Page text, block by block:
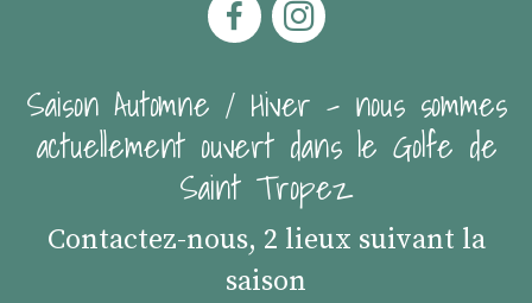
Saison Automne / Hiver - nous sommes
actuellement ouvert dans le Golfe de
Saint Tropez
Contactez-nous, 2 lieux suivant la
saison